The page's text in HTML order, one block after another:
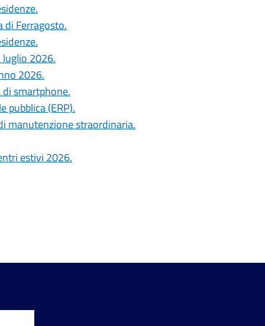
di Ferragosto.
luglio 2026.
2026.
smartphone.
pubblica (ERP).
manutenzione straordinaria.
estivi 2026.